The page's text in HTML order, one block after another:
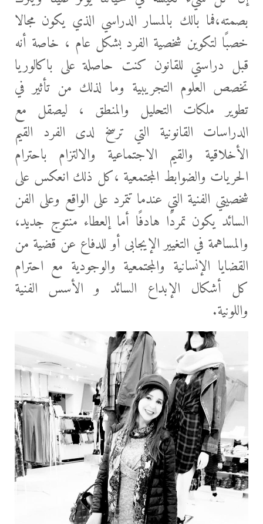
بصمته،فما بالك بالمسار الدراسي الذي يكون مجالا
خصبًا لتكوين شخصية الفرد بشكل عام ، خاصة أنه
قبل دراستي للقانون كنت حاصلة على باكالوريا
تخصص العلوم التجريبية وما لذلك من تأثير في
تطوير ملكات التحليل والمنطق ، ليصقل مع
الدراسات القانونية التي ترسخ لدى الفرد القيم
الأخلاقية والقيم الاجتماعية والالتزام باحترام
الحريات والضوابط المجتمعية ،كل ذلك انعكس على
شخصيتي الفنية التي عندما تتمرد على الواقع وعلى الفن
السائد يكون تمردًا هادفًا أما إلعطاء منتوج جديد،
والمساهمة في التغيير الإيجابى أو للدفاع عن قضية من
القضايا الإنسانية والمجتمعية والوجودية مع احترام
كل أشكال الإبداع السائد و الأسس الفنية
واللونية.